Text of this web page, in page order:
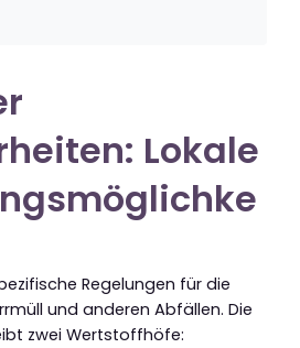
Lokale
Regelungen für die
und anderen Abfällen. Die
zwei Wertstoffhöfe: